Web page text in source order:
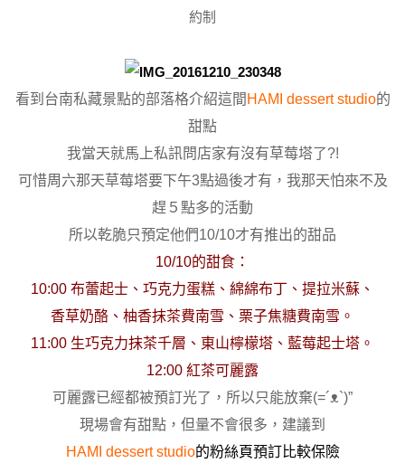
看到台南私藏景點的部落格介紹這間 HAMI dessert studio的
甜點
我當天就馬上私訊問店家有沒有草莓塔了?!
可惜周六那天草莓塔要下午3點過後才有，我那天怕來不及
趕５點多的活動
所以乾脆只預定他們10/10才有推出的甜品
10/10的甜食：
10:00 布蕾起士、巧克力蛋糕、綿綿布丁、提拉米蘇、
香草奶酪、柚香抹茶費南雪、栗子焦糖費南雪。
11:00 生巧克力抹茶千層、東山檸檬塔、藍莓起士塔。
12:00 紅茶可麗露
可麗露已經都被預訂光了，所以只能放棄(=´ᴥ`)”
現場會有甜點，但量不會很多，建議到
HAMI dessert studio的粉絲頁預訂比較保險